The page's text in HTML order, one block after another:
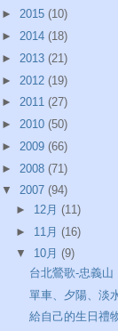
► 2015 (10)
► 2014 (18)
► 2013 (21)
► 2012 (19)
► 2011 (27)
► 2010 (50)
► 2009 (66)
► 2008 (71)
▼ 2007 (94)
► 12月 (11)
► 11月 (16)
▼ 10月 (9)
台北鶯歌-忠義山
單車、夕陽、淡
給自己的生日禮